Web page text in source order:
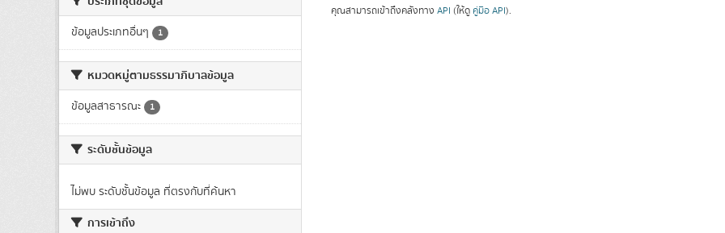
ข้อมูลประเภทอื่นๆ 1
หมวดหมู่ตามธรรมาภิบาลข้อมูล
ข้อมูลสาธารณะ 1
ระดับชั้นข้อมูล
ไม่พบ ระดับชั้นข้อมูล ที่ตรงกับที่ค้นหา
การเข้าถึง
คุณสามารถเข้าถึงคลังทาง API (ให้ดู คู่มือ API).